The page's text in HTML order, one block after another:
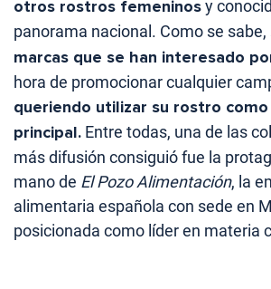
otros rostros femeninosy
panorama nacional. Como se sabe,
marcas que se han interesado
hora de promocionar cualquier
queriendo utilizar su rostro como
principal. Entre todas, una de las
más difusión consiguió fue la
mano de El Pozo Alimentación, la
alimentaria española con sede en
posicionada como líder en materia